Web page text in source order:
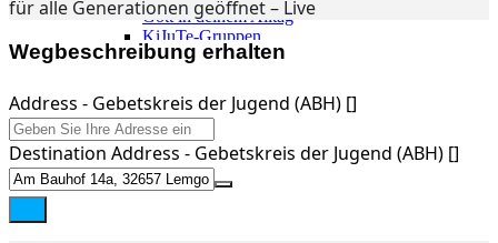
Gott in deinem Alltag
KiJuTe-Gruppen
Freizeiten 2026
Junge Erwachsene
Junge Erwachsene
Gemeinde Hameln
MBG Hameln
für alle Generationen geöffnet – Live
Wegbeschreibung erhalten
Address - Gebetskreis der Jugend (ABH) []
Destination Address - Gebetskreis der Jugend (ABH) []